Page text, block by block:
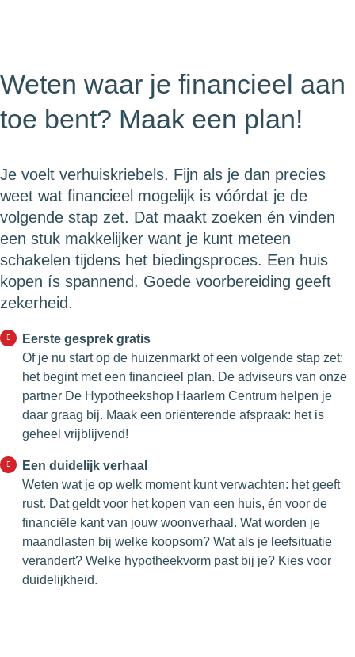
Weten waar je financieel aan
toe bent? Maak een plan!
Je voelt verhuiskriebels. Fijn als je dan precies
weet wat financieel mogelijk is vóórdat je de
volgende stap zet. Dat maakt zoeken én vinden
een stuk makkelijker want je kunt meteen
schakelen tijdens het biedingsproces. Een huis
kopen ís spannend. Goede voorbereiding geeft
zekerheid.
Eerste gesprek gratis
Of je nu start op de huizenmarkt of een volgende stap zet:
het begint met een financieel plan. De adviseurs van onze
partner De Hypotheekshop Haarlem Centrum helpen je
daar graag bij. Maak een oriënterende afspraak: het is
geheel vrijblijvend!
Een duidelijk verhaal
Weten wat je op welk moment kunt verwachten: het geeft
rust. Dat geldt voor het kopen van een huis, én voor de
financiële kant van jouw woonverhaal. Wat worden je
maandlasten bij welke koopsom? Wat als je leefsituatie
verandert? Welke hypotheekvorm past bij je? Kies voor
duidelijkheid.